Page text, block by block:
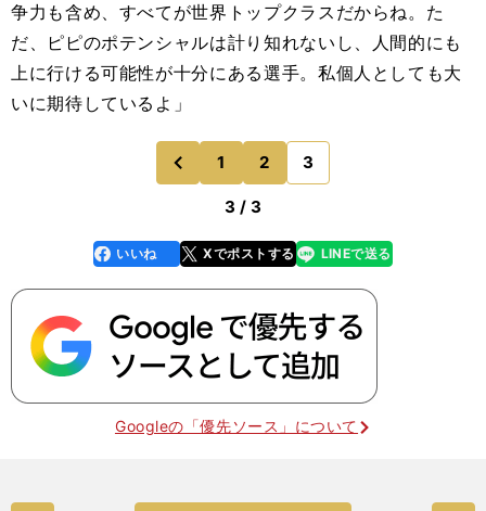
争力も含め、すべてが世界トップクラスだからね。た
だ、ピピのポテンシャルは計り知れないし、人間的にも
上に行ける可能性が十分にある選手。私個人としても大
いに期待しているよ」
前
のページへ
1 2 3
3 / 3
faceboo
k
いいね Xでポストする
line LINEで送る
Googleの「優先ソース」について